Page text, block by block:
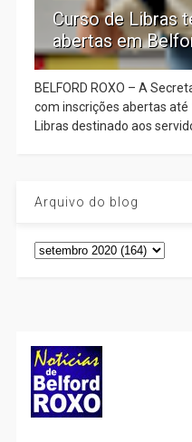
Curso de Libras
abertas em
BELFORD ROXO – A
com inscrições abertas
Libras destinado aos
Arquivo do blog